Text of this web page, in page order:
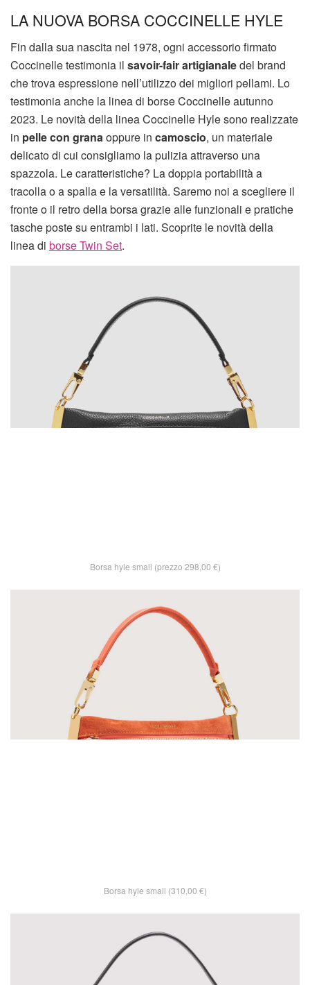
LA NUOVA BORSA COCCINELLE HYLE
Fin dalla sua nascita nel 1978, ogni accessorio firmato
Coccinelle testimonia il savoir-fair artigianaledel brand
che trova espressione nell’utilizzo dei migliori pellami. Lo
testimonia anche la linea di borse Coccinelle autunno
2023. Le novità della linea Coccinelle Hyle sono realizzate
in pelle con granaoppure in camoscio, un materiale
delicato di cui consigliamo la pulizia attraverso una
spazzola. Le caratteristiche? La doppia portabilità a
tracolla o a spalla e la versatilità. Saremo noi a scegliere il
fronte o il retro della borsa grazie alle funzionali e pratiche
tasche poste su entrambi i lati. Scoprite le novità della
linea di borse Twin Set.
Borsa hyle small (prezzo 298,00 €)
Borsa hyle small (310,00 €)